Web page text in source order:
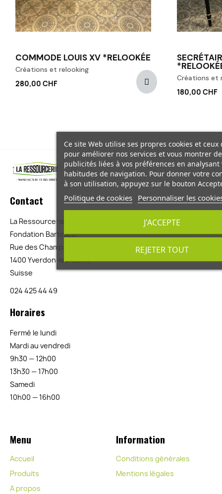
COMMODE LOUIS XV *RELOOKÉE
Créations et relooking
280,00 CHF
Créations et
180,00 CHF
Contact
La Ressourcerie
Fondation Bartimée
Rue des Champs Torrens 2
1400 Yverdon-les-Bains
Suisse
024 425 44 49
Horaires
Fermé le lundi
Mardi au vendredi
9h30 — 12h00
13h30 — 17h00
Samedi
10h00 — 16h00
Menu
Accueil
Produits
A propos
Information
Conditions générales
Mentions légales
Ce site Web utilise ses propres cookies et ceux
pour améliorer nos services et vous montrer
publicités liées à vos préférences en analysant
habitudes de navigation. Pour donner votre
à son utilisation, appuyez sur le bouton
Politique de cookies Personnaliser les
REJETER TOUT
J'ACCEPTE